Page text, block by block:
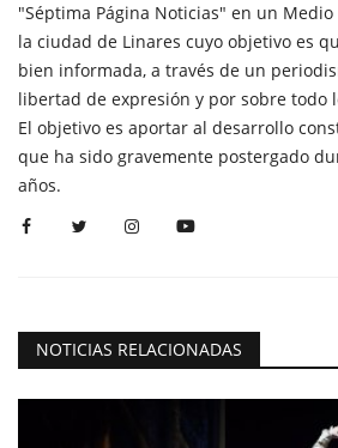
"Séptima Página Noticias" en un
la ciudad de Linares cuyo objetivo es
bien informada, a través de un
libertad de expresión y por sobre todo
El objetivo es aportar al desarrollo
que ha sido gravemente postergado
años.
NOTICIAS RELACIONADAS